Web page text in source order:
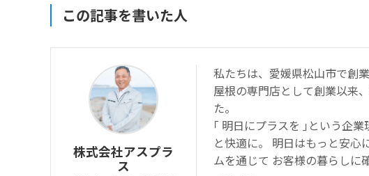
この記事を書いた人
株式会社アスプラ
ス
私たちは、愛媛県松山市で創
屋根の専門店として創業以来
た。
｢ 明日にプラスを ｣という企
と快適に。 明日はもっと安心
ムを通じて お客様の暮らしに